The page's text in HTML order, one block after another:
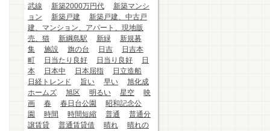
武線
新築2000万円代
新築マンシ
ョン
新築戸建
新築戸建、中古戸
建、マンション、アパート、現地販
売、猫
新綱島駅 新緑
新規募
集
施設 旗の台 日吉
日吉本
町
日当たり良好 日当り良好
日
本
日本中 日本屈指
日立造船
日経トレンド
旨い 早い
旭化成
ホームズ
旭区 明るい 星空
映
画
春 春日台公園
昭和記念公
園
時間 時間短縮 普通
普通分
譲賃貸
普通賃貸借 晴れ
晴れの